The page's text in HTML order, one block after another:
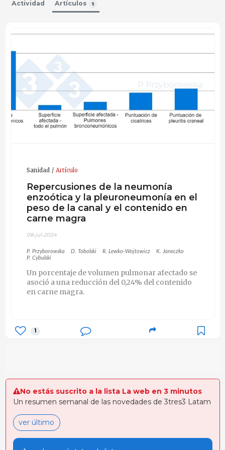
Actividad Artículos 1
Sanidad Artículo
Repercusiones de la neumonía
enzoótica y la pleuroneumonía en el
peso de la canal y el contenido en
carne magra
08-jul-2024
P. Przyborowska D. Tobolski R. Lewko-Wojtowicz
K. Janeczko
P. Cybulski
Un porcentaje de volumen pulmonar afectado se
asoció a una reducción del 0,24% del contenido
en carne magra.
1
No estás suscrito a la lista La web en 3 minutos
Un resumen semanal de las novedades de 3tres3 Latam
ver último